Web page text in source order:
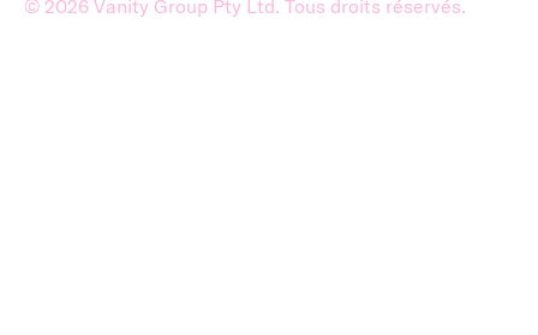
© 2026 Vanity Group Pty Ltd. Tous droits réservés.